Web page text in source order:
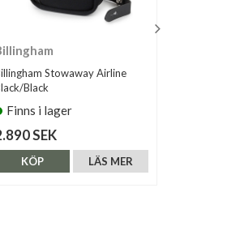
Stowaway Airline
Black
Finns i lager
SEK
LÄS MER
KÖP